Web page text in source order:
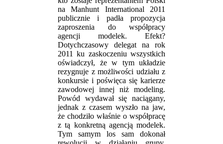
na Manhunt International 2011
publicznie i padła propozycja
zaproszenia do współpracy
agencji modelek. Efekt?
Dotychczasowy delegat na rok
2011 ku zaskoczeniu wszystkich
oświadczył, że w tym układzie
rezygnuje z możliwości udziału z
konkursie i poświęca się karierze
zawodowej innej niż modeling.
Powód wydawał się naciągany,
jednak z czasem wyszło na jaw,
że chodziło właśnie o współpracę
z tą konkretną agencją modelek.
Tym samym los sam dokonał